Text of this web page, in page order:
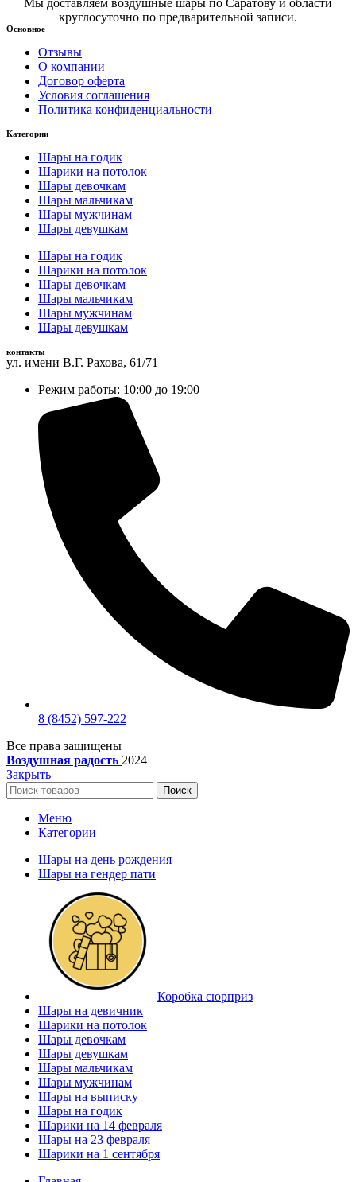
Мы доставляем воздушные шары по Саратову и области
круглосуточно по предварительной записи.
Основное
Отзывы
О компании
Договор оферта
Условия соглашения
Политика конфиденциальности
Категории
Шары на годик
Шарики на потолок
Шары девочкам
Шары мальчикам
Шары мужчинам
Шары девушкам
Шары на годик
Шарики на потолок
Шары девочкам
Шары мальчикам
Шары мужчинам
Шары девушкам
контакты
ул. имени В.Г. Рахова, 61/71
Режим работы: 10:00 до 19:00
8 (8452) 597-222
Все права защищены
Воздушная радость 2024
Закрыть
Поиск
Меню
Категории
Шары на день рождения
Шары на гендер пати
Коробка сюрприз
Шары на девичник
Шарики на потолок
Шары девочкам
Шары девушкам
Шары мальчикам
Шары мужчинам
Шары на выписку
Шары на годик
Шарики на 14 февраля
Шары на 23 февраля
Шарики на 1 сентября